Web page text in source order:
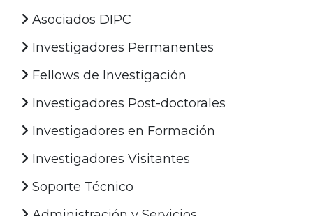
Asociados DIPC
Investigadores Permanentes
Fellows de Investigación
Investigadores Post-doctorales
Investigadores en Formación
Investigadores Visitantes
Soporte Técnico